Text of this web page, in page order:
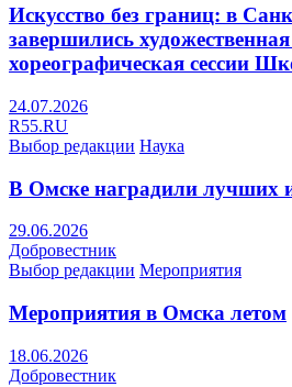
Искусство без границ: в
завершились
хореографическая сессии
24.07.2026
R55.RU
Выбор редакции Наука
В Омске наградили лучших
29.06.2026
Добровестник
Выбор редакции Мероприятия
Мероприятия в Омска летом
18.06.2026
Добровестник